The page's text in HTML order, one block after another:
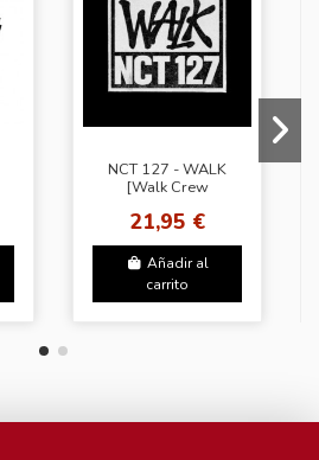
NCT 127 - WALK
[Walk Crew
21,95 €
Añadir al
carrito